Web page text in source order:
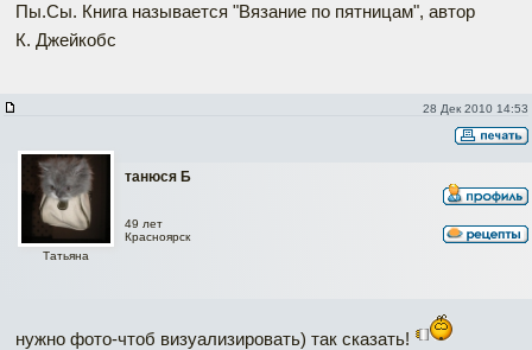
Пы.Сы. Книга называется "Вязание по пятницам", автор
К. Джейкобс
28 Дек 2010 14:53
танюся Б
Татьяна
49 лет
Красноярск
нужно фото-чтоб визуализировать) так сказать!